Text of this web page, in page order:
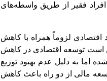
فقیر از طریق واسطه‌های
لزوماً همراه با کاهش
است توسعه اقتصادی در کاهش
اما به دلیل عدم بهبود توزیع
مالی از دو راه باعث کاهش